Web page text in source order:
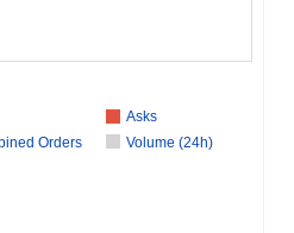
Asks
Orders
Volume (24h)